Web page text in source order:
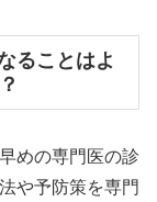
ることはよ
めの専門医の診
や予防策を専門